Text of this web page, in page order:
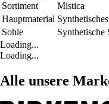
Sortiment
Mistica
Hauptmaterial
Sohle
Synthetische
Loading...
Loading...
Alle unsere